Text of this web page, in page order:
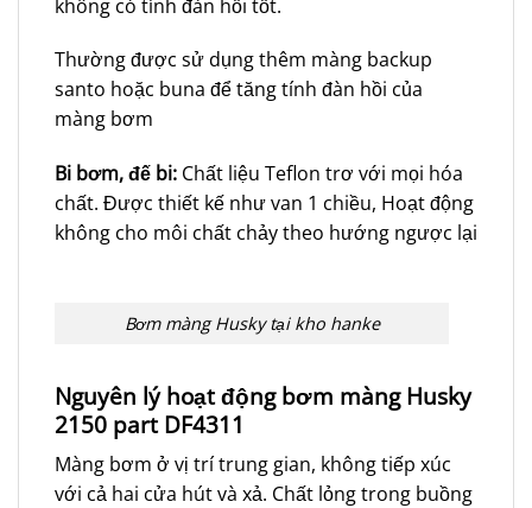
không có tính đàn hồi tốt.
Thường được sử dụng thêm màng backup
santo hoặc buna để tăng tính đàn hồi của
màng bơm
Bi bơm, đế bi: Chất liệu Teflon trơ với mọi hóa
chất. Được thiết kế như van 1 chiều, Hoạt động
không cho môi chất chảy theo hướng ngược lại
Bơm màng Husky tại kho hanke
Nguyên lý hoạt động bơm màng Husky
2150 part DF4311
Màng bơm ở vị trí trung gian, không tiếp xúc
với cả hai cửa hút và xả. Chất lỏng trong buồng